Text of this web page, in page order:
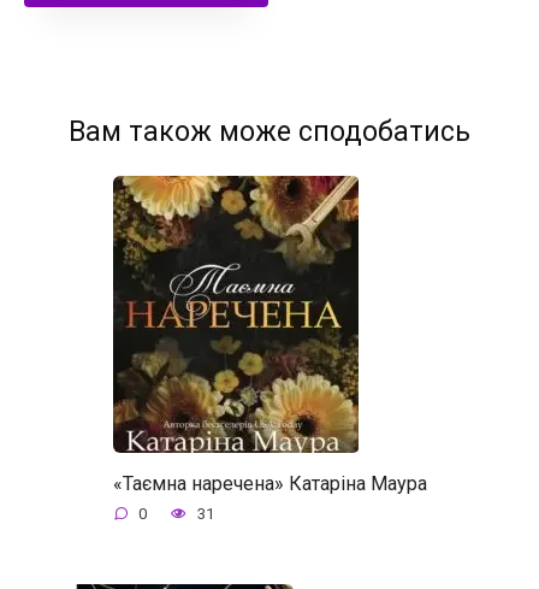
Вам також може сподобатись
«Таємна наречена» Катаріна Маура
0 31